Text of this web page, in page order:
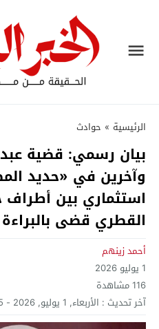
الرئيسية » حوادث
بيان رسمي: قضية عبد
وآخرين في «حديد
استثماري بين أطراف
القطري قضى بالبراءة
أحمد زينهم
1 يوليو 2026
116مشاهدة
آخر تحديث : الأربعاء, 1 يوليو, 2026 - 6:55 مساءً